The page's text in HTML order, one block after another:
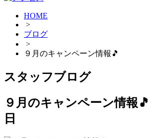
HOME
>
ブログ
>
９月のキャンペーン情報🎵
スタッフブログ
９月のキャンペーン情報🎵
日